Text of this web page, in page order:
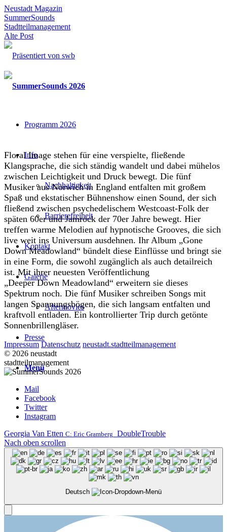
Neustadt Magazin
SummerSounds
Stadtteilmanagement
Alte Post
Programm 2026
Info
Nachhaltigkeit
Barrierefreiheit
Kontakt
Galerie
Aftermovies
Presse
Menü
FloralImage stehen für eine verspielte, fließende
Klangsprache, die sich ständig wandelt und dabei mühelos
zwischen Leichtigkeit und Druck bewegt. Die fünf
Musiker aus Norwich in England entfalten mit großem
Spaß und ekstatischer Bühnenshow einen Sound, der sich
fließend zwischen psychedelischem Westcoast-Folk der
späten 60er undJamrock der 70er Jahre bewegt. Hier
treffen warme Melodien auf hypnotische Grooves, die sich
live weit ins Universum ausdehnen. Ihr Album „Gone
DownMeadowland“ bündelt diese Einflüsse und bringt sie
in eine Form, die sowohl zugänglich als auch detailreich
ist. Mit ihrer neuesten Veröffentlichung
„DeeperDown Meadowland“ erweitern sie dieses
Spektrum noch. Die fünf Musiker schreiben Songs mit
langen Spannungsbögen, die sich langsam entfalten und
kraftvoll entladen. Ein kontrollierter Trip durch getönte
Sonnenbrillengläser.
Impressum Datenschutz neustadt.stadtteilmanagement
© 2026 neustadt
stadtteilmanagement
Mail
Facebook
Twitter
Instagram
Georgia Van Etten C: Eric Gramberg DoubleTrouble
Nach oben scrollen
Deutsch